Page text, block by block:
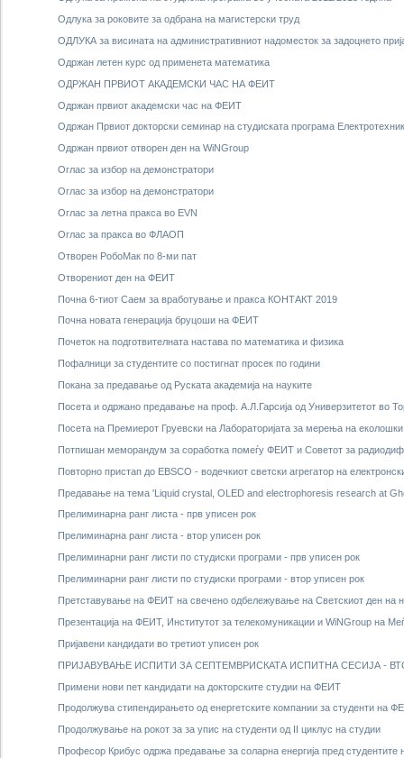
Одлука за роковите за одбрана на магистерски труд
ОДЛУКА за висината на административниот надоместок за задоцнето
Одржан летен курс од применетa математика
ОДРЖАН ПРВИОТ АКАДЕМСКИ ЧАС НА ФЕИТ
Одржан првиот академски час на ФЕИТ
Одржан Првиот докторски семинар на студиската програма
Одржан првиот отворен ден на WiNGroup
Оглас за избор на демонстратори
Оглас за избор на демонстратори
Оглас за летна пракса во EVN
Оглас за пракса во ФЛАОП
Отворен РобоМак по 8-ми пат
Отворениот ден на ФЕИТ
Почна 6-тиот Саем за вработување и пракса КОНТАКТ 2019
Почна новата генерација бруцоши на ФЕИТ
Почеток на подготвителната настава по математика и физика
Пофалници за студентите со постигнат просек по години
Покана за предавање од Руската академија на науките
Посета и одржано предавање на проф. А.Л.Гарсија од Универзитетот во
Посета на Премиерот Груевски на Лабораторијата за мерења на
Потпишан меморандум за соработка помеѓу ФЕИТ и Советот за
Повторно пристап до EBSCO - водечкиот светски агрегатор на
Предавање на тема 'Liquid crystal, OLED and electrophoresis research at
Прелиминарна ранг листа - прв уписен рок
Прелиминарна ранг листа - втор уписен рок
Прелиминарни ранг листи по студиски програми - прв уписен рок
Прелиминарни ранг листи по студиски програми - втор уписен рок
Претставување на ФЕИТ на свечено одбележување на Светскиот ден на
Презентација на ФЕИТ, Институтот за телекомуникации и WiNGroup на
Пријавени кандидати во третиот уписен рок
ПРИЈАВУВАЊЕ ИСПИТИ ЗА СЕПТЕМВРИСКАТА ИСПИТНА СЕСИЈА -
Примени нови пет кандидати на докторските студии на ФЕИТ
Продолжува стипендирањето од енергетските компании за студенти на
Продолжување на рокот за за упис на студенти од II циклус на студии
Професор Крибус одржа предавање за соларна енергија пред